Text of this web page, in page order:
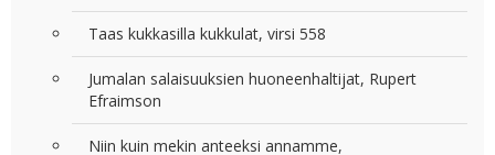
Taas kukkasilla kukkulat, virsi 558
Jumalan salaisuuksien huoneenhaltijat, Rupert
Efraimson
Niin kuin mekin anteeksi annamme,